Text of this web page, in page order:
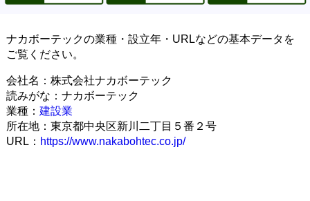
ナカボーテックの業種・設立年・URLなどの基本データを
ご覧ください。
会社名：株式会社ナカボーテック
読みがな：ナカボーテック
業種： 建設業
所在地：東京都中央区新川二丁目５番２号
URL： https://www.nakabohtec.co.jp/